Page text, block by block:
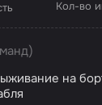
Кол-во
на